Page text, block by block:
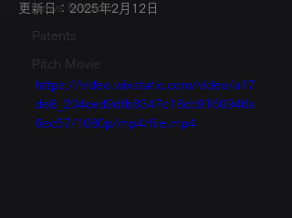
News Release
Patents
Pitch Movie
更新日： 2025年2月12日
https://video.wixstatic.com/video/a17
de8_204ced9dfb8347d18cb9160946a
6ec57/1080p/mp4/file.mp4